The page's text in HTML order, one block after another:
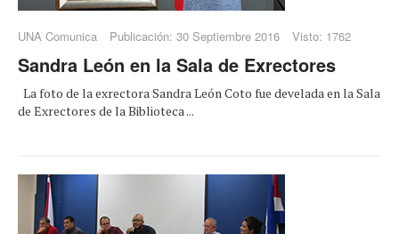
UNA Comunica Publicación: 30 Septiembre 2016 Visto: 1762
Sandra León en la Sala de Exrectores
La foto de la exrectora Sandra León Coto fue develada en la Sala
de Exrectores de la Biblioteca ...